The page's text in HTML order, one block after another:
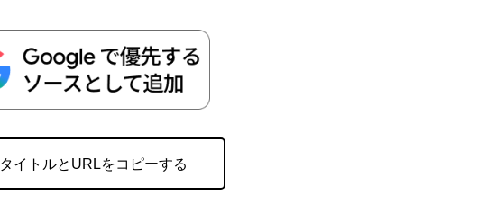
タイトルとURLをコピーする